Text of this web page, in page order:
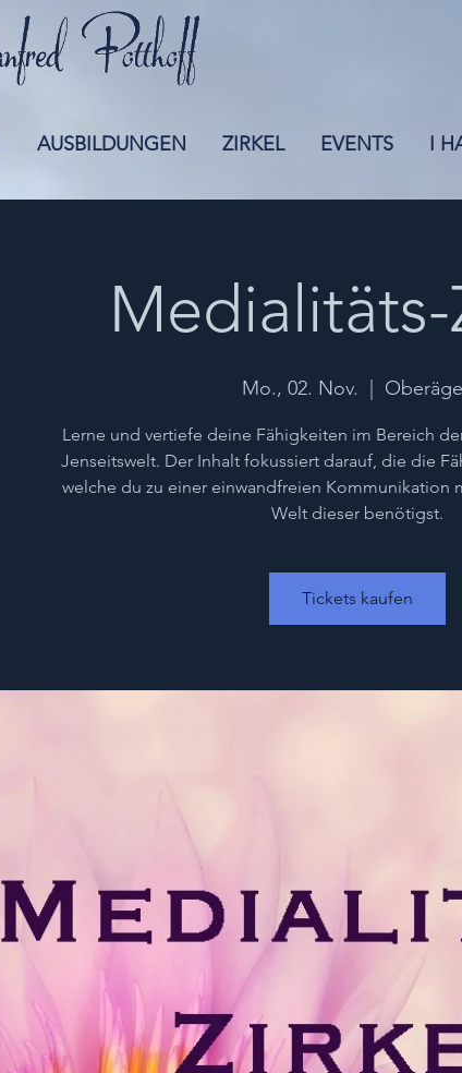
AUSBILDUNGEN ZIRKEL EVENTS I
Medialitäts-
Mo., 02. Nov.
Lerne und vertiefe deine Fähigkeiten im Bereich
Jenseitswelt. Der Inhalt fokussiert darauf, die die
welche du zu einer einwandfreien Kommunikation
Welt dieser benötigst.
Tickets kaufen